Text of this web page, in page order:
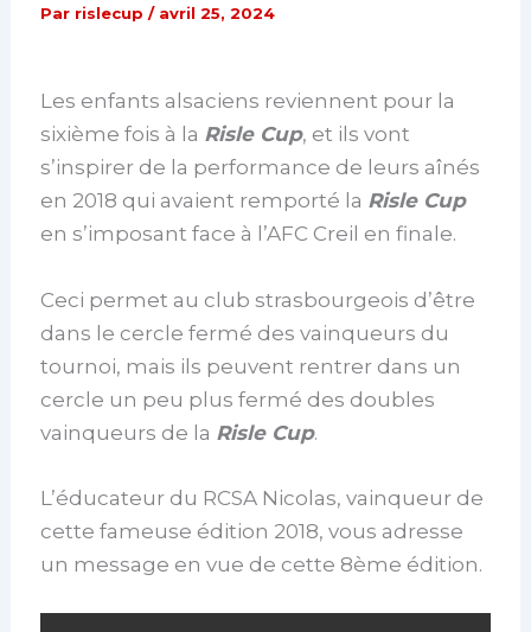
Par rislecup/ avril 25, 2024
Les enfants alsaciens reviennent pour la
sixième fois à la Risle Cup, et ils vont
s’inspirer de la performance de leurs aînés
en 2018 qui avaient remporté la Risle Cup
en s’imposant face à l’AFC Creil en finale.
Ceci permet au club strasbourgeois d’être
dans le cercle fermé des vainqueurs du
tournoi, mais ils peuvent rentrer dans un
cercle un peu plus fermé des doubles
vainqueurs de la Risle Cup.
L’éducateur du RCSA Nicolas, vainqueur de
cette fameuse édition 2018, vous adresse
un message en vue de cette 8ème édition.